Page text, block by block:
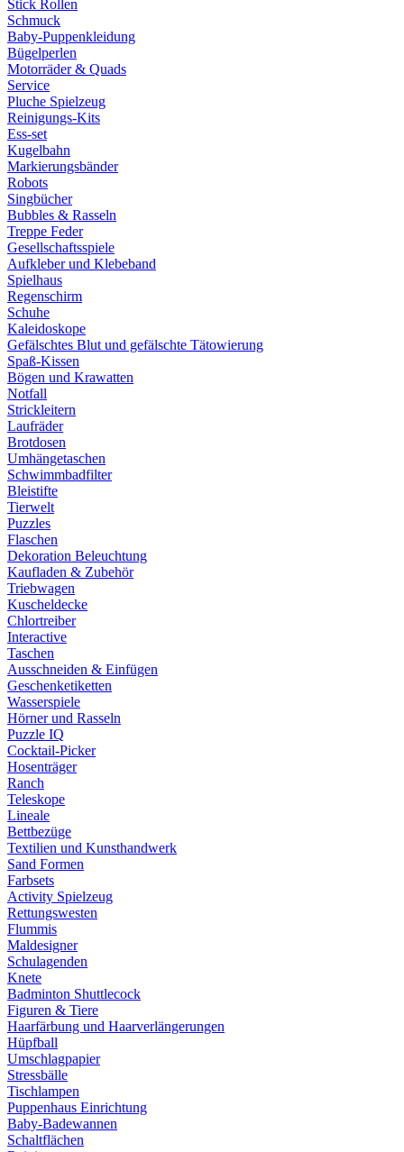
Stick Rollen
Schmuck
Baby-Puppenkleidung
Bügelperlen
Motorräder & Quads
Service
Pluche Spielzeug
Reinigungs-Kits
Ess-set
Kugelbahn
Markierungsbänder
Robots
Singbücher
Bubbles & Rasseln
Treppe Feder
Gesellschaftsspiele
Aufkleber und Klebeband
Spielhaus
Regenschirm
Schuhe
Kaleidoskope
Gefälschtes Blut und gefälschte Tätowierung
Spaß-Kissen
Bögen und Krawatten
Notfall
Strickleitern
Laufräder
Brotdosen
Umhängetaschen
Schwimmbadfilter
Bleistifte
Tierwelt
Puzzles
Flaschen
Dekoration Beleuchtung
Kaufladen & Zubehör
Triebwagen
Kuscheldecke
Chlortreiber
Interactive
Taschen
Ausschneiden & Einfügen
Geschenketiketten
Wasserspiele
Hörner und Rasseln
Puzzle IQ
Cocktail-Picker
Hosenträger
Ranch
Teleskope
Lineale
Bettbezüge
Textilien und Kunsthandwerk
Sand Formen
Farbsets
Activity Spielzeug
Rettungswesten
Flummis
Maldesigner
Schulagenden
Knete
Badminton Shuttlecock
Figuren & Tiere
Haarfärbung und Haarverlängerungen
Hüpfball
Umschlagpapier
Stressbälle
Tischlampen
Puppenhaus Einrichtung
Baby-Badewannen
Schaltflächen